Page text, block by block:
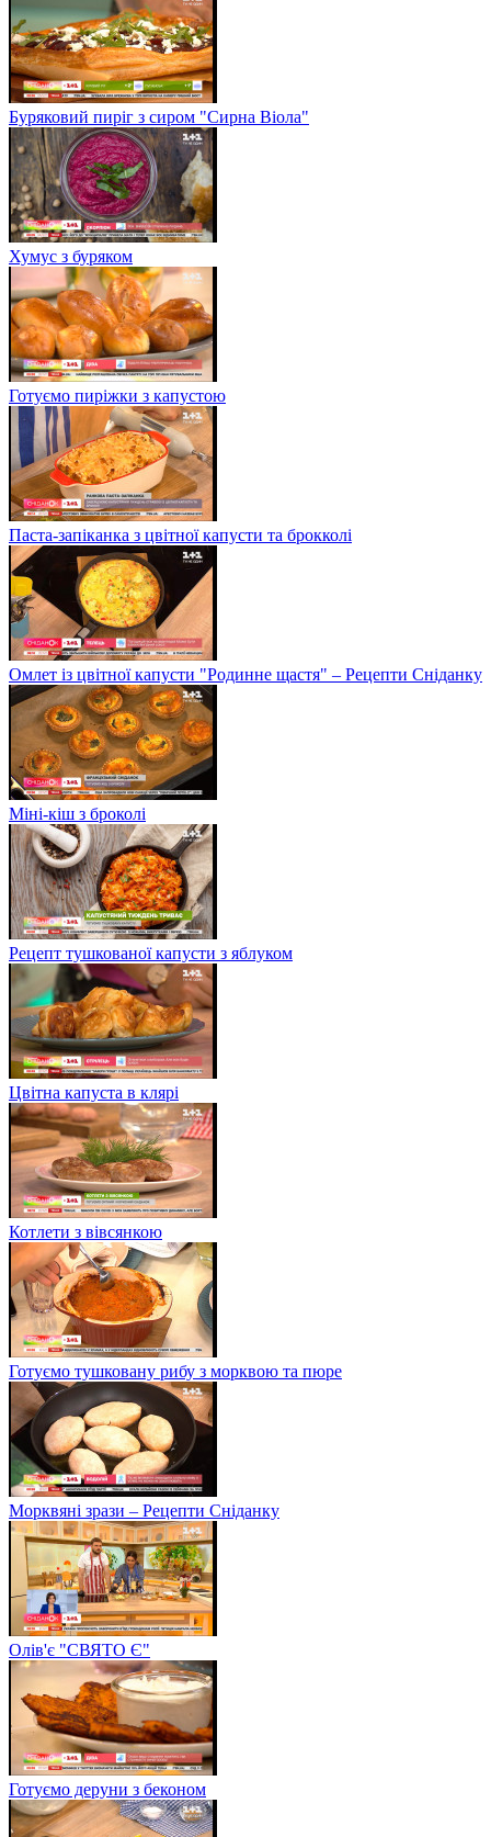
Буряковий пиріг з сиром "Сирна Віола"
Хумус з буряком
Готуємо пиріжки з капустою
Паста-запіканка з цвітної капусти та брокколі
Омлет із цвітної капусти "Родинне щастя" – Рецепти Сніданку
Міні-кіш з броколі
Рецепт тушкованої капусти з яблуком
Цвітна капуста в клярі
Котлети з вівсянкою
Готуємо тушковану рибу з морквою та пюре
Морквяні зрази – Рецепти Сніданку
Олів'є "СВЯТО Є"
Готуємо деруни з беконом